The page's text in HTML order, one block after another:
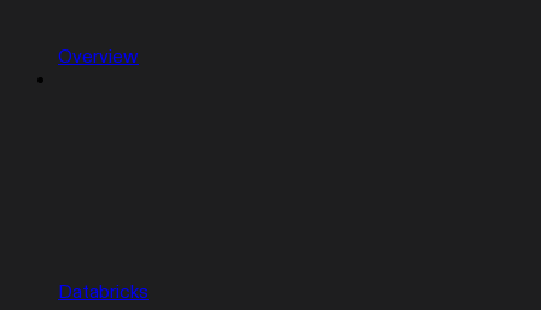
Overview
Databricks